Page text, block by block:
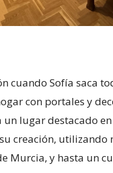
cuando Sofía saca
con portales y
lugar destacado en
creación, utilizando
Murcia, y hasta un